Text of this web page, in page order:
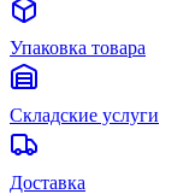
Упаковка товара
Складские услуги
Доставка